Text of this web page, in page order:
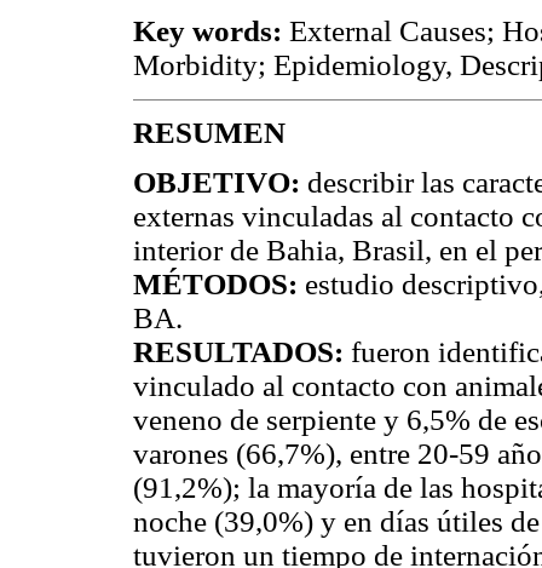
Key words: External Causes;
Morbidity; Epidemiology,
RESUMEN
OBJETIVO: describir las
externas vinculadas al contacto
interior de Bahia, Brasil, en el
MÉTODOS: estudio
BA.
RESULTADOS: fueron
vinculado al contacto con
veneno de serpiente y 6,5% de
varones (66,7%), entre 20-59
(91,2%); la mayoría de las
noche (39,0%) y en días útiles
tuvieron un tiempo de